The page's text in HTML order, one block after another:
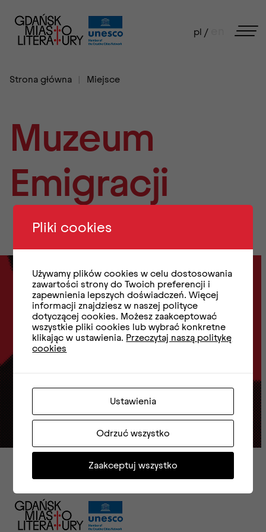
pl /
Strona główna Miejsce
Muzeum
Emigracji
Zapisz się do
Newslettera
Zapisz się
Pliki cookies
Używamy plików cookies w celu dostosowania
zawartości strony do Twoich preferencji i
zapewnienia lepszych doświadczeń. Więcej
informacji znajdziesz w naszej polityce
dotyczącej cookies. Możesz zaakceptować
wszystkie pliki cookies lub wybrać konkretne
klikając w ustawienia. Przeczytaj naszą politykę
cookies
Ustawienia
Odrzuć wszystko
Zaakceptuj wszystko